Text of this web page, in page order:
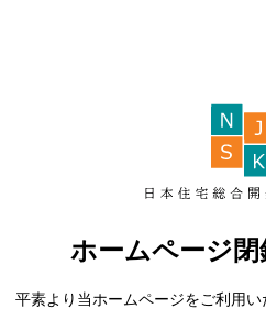
ホームページ
平素より当ホームページをご利用